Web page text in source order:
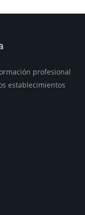
profesional
establecimientos